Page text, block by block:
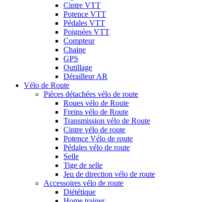
Cintre VTT
Potence VTT
Pédales VTT
Poignées VTT
Compteur
Chaine
GPS
Outillage
Dérailleur AR
Vélo de Route
Pièces détachées vélo de route
Roues vélo de Route
Freins vélo de Route
Transmission vélo de Route
Cintre vélo de route
Potence Vélo de route
Pédales vélo de route
Selle
Tige de selle
Jeu de direction vélo de route
Accessoires vélo de route
Diététique